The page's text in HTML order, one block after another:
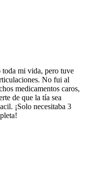
toda mi vida, pero tuve
No fui al
medicamentos caros,
de que la tía sea
¡Solo necesitaba 3